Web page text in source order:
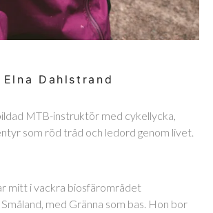
Elna Dahlstrand
MTB-instruktör med cykellycka,
som röd tråd och ledord genom livet.
mitt i vackra biosfärområdet
med Gränna som bas. Hon bor